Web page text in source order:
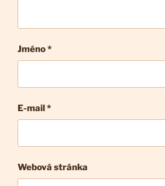
Jméno *
E-mail*
Webová stránka